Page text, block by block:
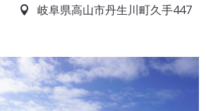
岐阜県高山市丹生川町久手447